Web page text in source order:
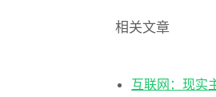
相关文章
互联网：现实